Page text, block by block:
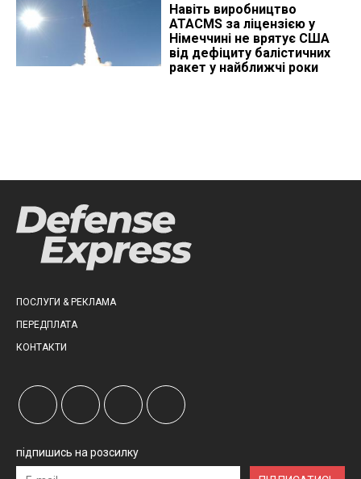
Навіть виробництво
ATACMS за ліцензією у
Німеччині не врятує США
від дефіциту балістичних
ракет у найближчі роки
ПОСЛУГИ & РЕКЛАМА
ПЕРЕДПЛАТА
КОНТАКТИ
підпишись на розсилку